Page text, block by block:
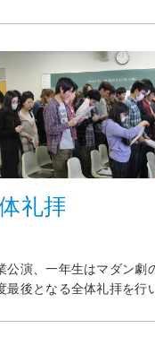
礼拝
演、一年生はマダン劇
最後となる全体礼拝を行